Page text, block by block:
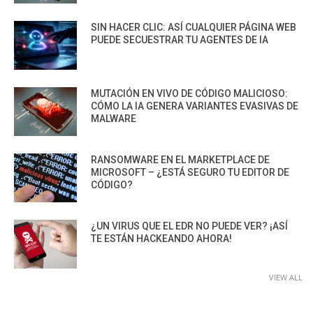
SIN HACER CLIC: ASÍ CUALQUIER PÁGINA WEB
PUEDE SECUESTRAR TU AGENTES DE IA
MUTACIÓN EN VIVO DE CÓDIGO MALICIOSO:
CÓMO LA IA GENERA VARIANTES EVASIVAS DE
MALWARE
RANSOMWARE EN EL MARKETPLACE DE
MICROSOFT – ¿ESTÁ SEGURO TU EDITOR DE
CÓDIGO?
¿UN VIRUS QUE EL EDR NO PUEDE VER? ¡ASÍ
TE ESTÁN HACKEANDO AHORA!
VIEW ALL